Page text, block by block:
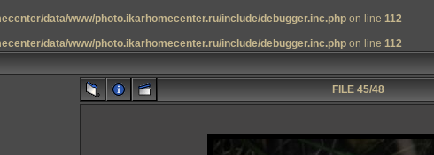
data/www/photo.ikarhomecenter.ru/include/debugger.inc.php on line 112
data/www/photo.ikarhomecenter.ru/include/debugger.inc.php on line 112
FILE 45/48